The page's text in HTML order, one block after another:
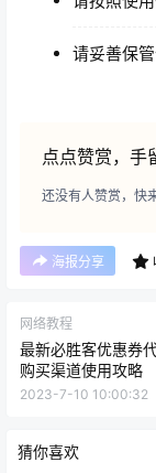
请妥善保
点点赞赏，手
还没有人赞赏，快
海报分享
网络教程
最新必胜客优惠券
购买渠道使用攻略
2023-7-10 10:00:32
猜你喜欢